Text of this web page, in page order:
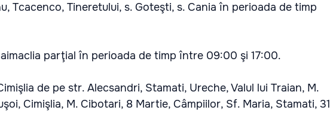
Tcacenco, Tineretului, s. Goteşti, s. Cania în perioada de timp
parţial în perioada de timp între 09:00 şi 17:00.
de pe str. Alecsandri, Stamati, Ureche, Valul lui Traian, M.
Cimişlia, M. Cibotari, 8 Martie, Câmpiilor, Sf. Maria, Stamati, 31